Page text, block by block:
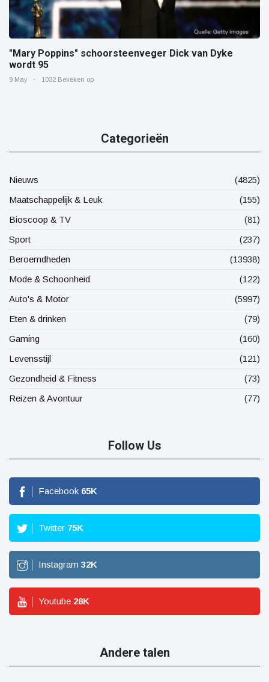
"Mary Poppins" schoorsteenveger Dick van Dyke
wordt 95
9 May 1032 Bekeken op
Categorieën
Nieuws
(4825)
Maatschappelijk & Leuk
(155)
Bioscoop & TV
(81)
Sport
(237)
Beroemdheden
(13938)
Mode & Schoonheid
(122)
Auto's & Motor
(5997)
Eten & drinken
(79)
Gaming
(160)
Levensstijl
(121)
Gezondheid & Fitness
(73)
Reizen & Avontuur
(77)
Follow Us
Facebook 65K
Twitter 75K
Instagram 32K
Youtube 28K
Andere talen